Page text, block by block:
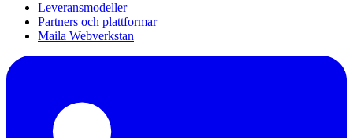
Leveransmodeller
Partners och plattformar
Maila Webverkstan